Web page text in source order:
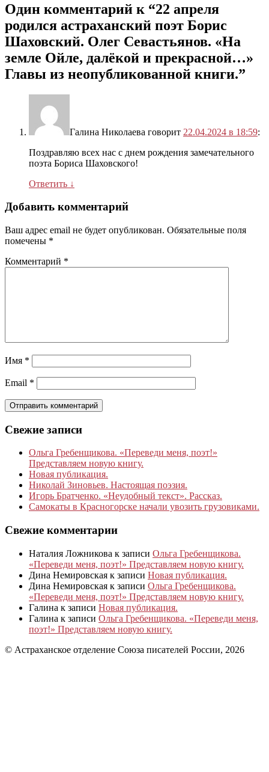
Один комментарий к “22 апреля
родился астраханский поэт Борис
Шаховский. Олег Севастьянов. «На
земле Ойле, далёкой и прекрасной…»
Главы из неопубликованной книги.”
Галина Николаева говорит 22.04.2024 в 18:59:
Поздравляю всех нас с днем рождения замечательного
поэта Бориса Шаховского!
Ответить ↓
Добавить комментарий
Ваш адрес email не будет опубликован. Обязательные поля
помечены *
Комментарий *
Имя *
Email *
Свежие записи
Ольга Гребенщикова. «Переведи меня, поэт!»
Представляем новую книгу.
Новая публикация.
Николай Зиновьев. Настоящая поэзия.
Игорь Братченко. «Неудобный текст». Рассказ.
Самокаты в Красногорске начали увозить грузовиками.
Свежие комментарии
Наталия Ложникова к записи Ольга Гребенщикова.
«Переведи меня, поэт!» Представляем новую книгу.
Дина Немировская к записи Новая публикация.
Дина Немировская к записи Ольга Гребенщикова.
«Переведи меня, поэт!» Представляем новую книгу.
Галина к записи Новая публикация.
Галина к записи Ольга Гребенщикова. «Переведи меня,
поэт!» Представляем новую книгу.
© Астраханское отделение Союза писателей России, 2026